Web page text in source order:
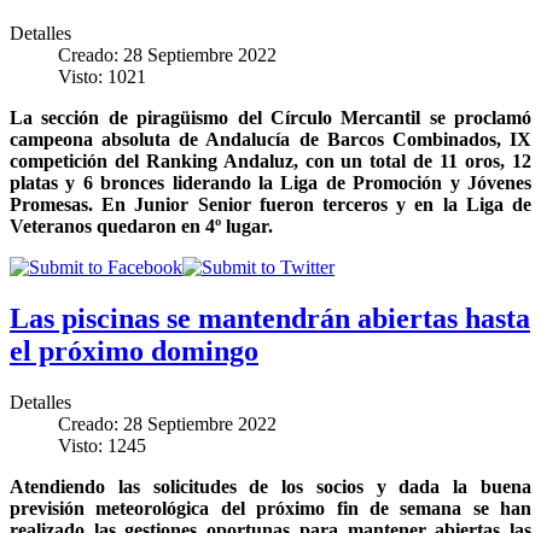
Detalles
Creado: 28 Septiembre 2022
Visto: 1021
La sección de piragüismo del Círculo Mercantil se proclamó
campeona absoluta de Andalucía de Barcos Combinados, IX
competición del Ranking Andaluz, con un total de 11 oros, 12
platas y 6 bronces liderando la Liga de Promoción y Jóvenes
Promesas. En Junior Senior fueron terceros y en la Liga de
Veteranos quedaron en 4º lugar.
Las piscinas se mantendrán abiertas hasta
el próximo domingo
Detalles
Creado: 28 Septiembre 2022
Visto: 1245
Atendiendo las solicitudes de los socios y dada la buena
previsión meteorológica del próximo fin de semana se han